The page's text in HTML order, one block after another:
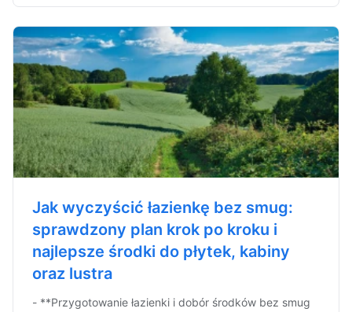
Jak wyczyścić łazienkę bez smug:
sprawdzony plan krok po kroku i
najlepsze środki do płytek, kabiny
oraz lustra
- **Przygotowanie łazienki i dobór środków bez smug